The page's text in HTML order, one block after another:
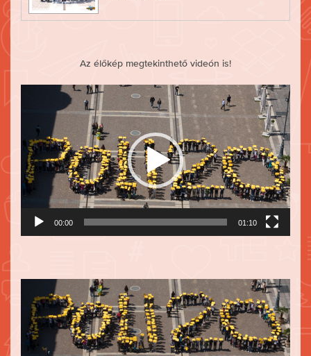
Az élőkép megtekinthető videón is!
Videólejátszó
00:00 01:10